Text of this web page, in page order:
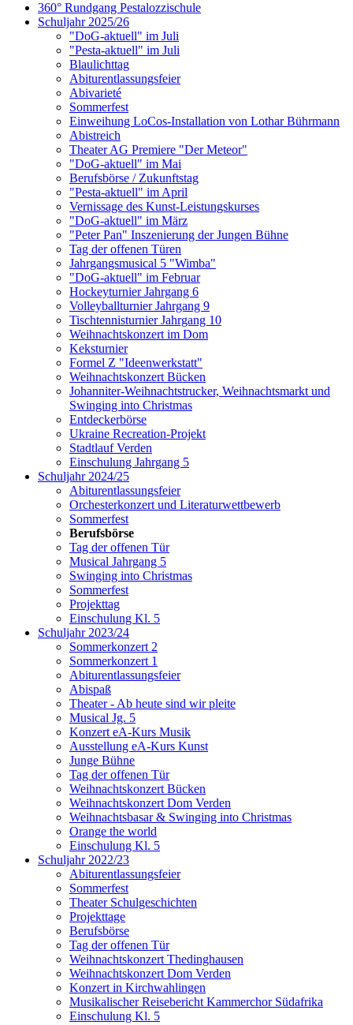
360° Rundgang Pestalozzischule
Schuljahr 2025/26
"DoG-aktuell" im Juli
"Pesta-aktuell" im Juli
Blaulichttag
Abiturentlassungsfeier
Abivarieté
Sommerfest
Einweihung LoCos-Installation von Lothar Bührmann
Abistreich
Theater AG Premiere "Der Meteor"
"DoG-aktuell" im Mai
Berufsbörse / Zukunftstag
"Pesta-aktuell" im April
Vernissage des Kunst-Leistungskurses
"DoG-aktuell" im März
"Peter Pan" Inszenierung der Jungen Bühne
Tag der offenen Türen
Jahrgangsmusical 5 "Wimba"
"DoG-aktuell" im Februar
Hockeyturnier Jahrgang 6
Volleyballturnier Jahrgang 9
Tischtennisturnier Jahrgang 10
Weihnachtskonzert im Dom
Keksturnier
Formel Z "Ideenwerkstatt"
Weihnachtskonzert Bücken
Johanniter-Weihnachtstrucker, Weihnachtsmarkt und
Swinging into Christmas
Entdeckerbörse
Ukraine Recreation-Projekt
Stadtlauf Verden
Einschulung Jahrgang 5
Schuljahr 2024/25
Abiturentlassungsfeier
Orchesterkonzert und Literaturwettbewerb
Sommerfest
Berufsbörse
Tag der offenen Tür
Musical Jahrgang 5
Swinging into Christmas
Sommerfest
Projekttag
Einschulung Kl. 5
Schuljahr 2023/24
Sommerkonzert 2
Sommerkonzert 1
Abiturentlassungsfeier
Abispaß
Theater - Ab heute sind wir pleite
Musical Jg. 5
Konzert eA-Kurs Musik
Ausstellung eA-Kurs Kunst
Junge Bühne
Tag der offenen Tür
Weihnachtskonzert Bücken
Weihnachtskonzert Dom Verden
Weihnachtsbasar & Swinging into Christmas
Orange the world
Einschulung Kl. 5
Schuljahr 2022/23
Abiturentlassungsfeier
Sommerfest
Theater Schulgeschichten
Projekttage
Berufsbörse
Tag der offenen Tür
Weihnachtskonzert Thedinghausen
Weihnachtskonzert Dom Verden
Konzert in Kirchwahlingen
Musikalischer Reisebericht Kammerchor Südafrika
Einschulung Kl. 5